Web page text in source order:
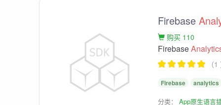
Firebase
购买 110
Firebase
（
Firebase analytics
分类：App原生语言